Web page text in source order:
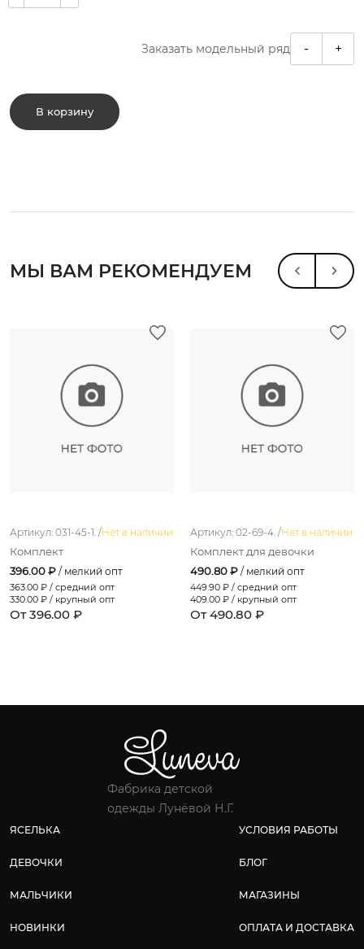
Заказать модельный ряд - +
В корзину
МЫ ВАМ РЕКОМЕНДУЕМ
Артикул: 031-45-1. /Нет в наличии
Комплект
396.00 ₽ / мелкий опт
363.00 ₽ / средний опт
330.00 ₽ / крупный опт
От 396.00 ₽
Артикул: 02-69-4. /Нет в наличии
Комплект для девочки
490.80 ₽ / мелкий опт
449.90 ₽ / средний опт
409.00 ₽ / крупный опт
От 490.80 ₽
Фабрика детской
одежды Лунёвой Н.Г.
ЯСЕЛЬКА
ДЕВОЧКИ
МАЛЬЧИКИ
НОВИНКИ
УСЛОВИЯ РАБОТЫ
БЛОГ
МАГАЗИНЫ
ОПЛАТА И ДОСТАВКА